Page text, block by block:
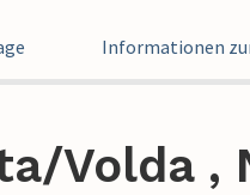
Informationen
Volda ,